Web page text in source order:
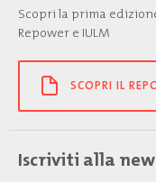
Scopri la prima
Repower e IULM
SCOPRI IL
Iscriviti alla